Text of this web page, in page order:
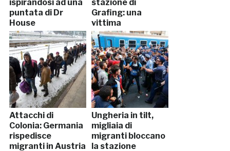
ispirandosi ad una
puntata di Dr
House
stazione di
Grafing: una
vittima
Attacchi di
Colonia: Germania
rispedisce
migranti in Austria
Ungheria in tilt,
migliaia di
migranti bloccano
la stazione